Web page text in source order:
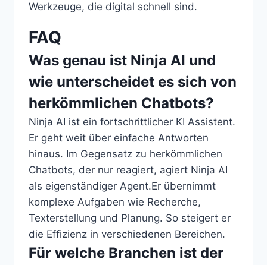
Werkzeuge, die digital schnell sind.
FAQ
Was genau ist Ninja AI und
wie unterscheidet es sich von
herkömmlichen Chatbots?
Ninja AI ist ein fortschrittlicher KI Assistent.
Er geht weit über einfache Antworten
hinaus. Im Gegensatz zu herkömmlichen
Chatbots, der nur reagiert, agiert Ninja AI
als eigenständiger Agent.Er übernimmt
komplexe Aufgaben wie Recherche,
Texterstellung und Planung. So steigert er
die Effizienz in verschiedenen Bereichen.
Für welche Branchen ist der